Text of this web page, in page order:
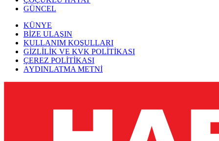
GÜNCEL
KÜNYE
BİZE ULAŞIN
KULLANIM KOŞULLARI
GİZLİLİK VE KVK POLİTİKASI
ÇEREZ POLİTİKASI
AYDINLATMA METNİ